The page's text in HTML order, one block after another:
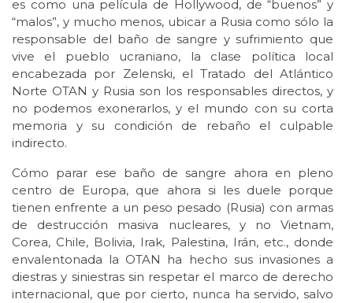
es como una película de Hollywood, de “buenos” y
“malos”, y mucho menos, ubicar a Rusia como sólo la
responsable del baño de sangre y sufrimiento que
vive el pueblo ucraniano, la clase política local
encabezada por Zelenski, el Tratado del Atlántico
Norte OTAN y Rusia son los responsables directos, y
no podemos exonerarlos, y el mundo con su corta
memoria y su condición de rebaño el culpable
indirecto.
Cómo parar ese baño de sangre ahora en pleno
centro de Europa, que ahora si les duele porque
tienen enfrente a un peso pesado (Rusia) con armas
de destrucción masiva nucleares, y no Vietnam,
Corea, Chile, Bolivia, Irak, Palestina, Irán, etc., donde
envalentonada la OTAN ha hecho sus invasiones a
diestras y siniestras sin respetar el marco de derecho
internacional, que por cierto, nunca ha servido, salvo